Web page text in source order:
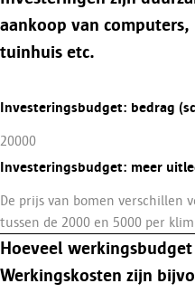
aankoop van
tuinhuis etc.
Investeringsbudget: bedrag
20000
Investeringsbudget: meer
De prijs van bomen verschillen
tussen de 2000 en 5000 per
Hoeveel
Werkingskosten zijn